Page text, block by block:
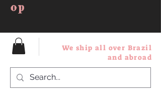
op
We ship all over Brazil
and abroad